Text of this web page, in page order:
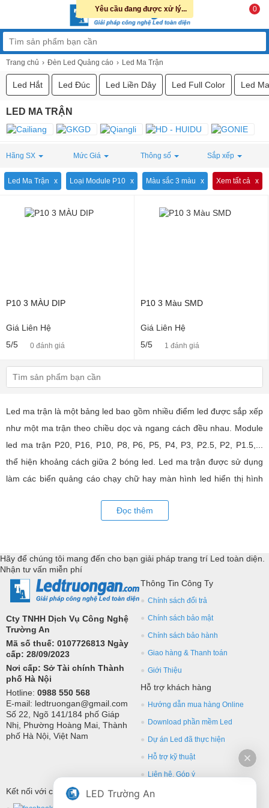
0
Trang chủ Đèn Led Quảng cáo Led Ma Trận
Led Hắt Led Đúc Led Liền Dây Led Full Color Led
LED MA TRẬN
Hãng SX Mức Giá Thông số Sắp xếp
Led Ma Trận Loại Module P10 Màu sắc 3 màu Xem tất cả
P10 3 MÀU DIP
Giá Liên Hệ
5/5
0 đánh giá
P10 3 Màu SMD
Giá Liên Hệ
5/5
1 đánh giá
Led ma trận là một bảng led bao gồm nhiều điểm led được sắp xếp
như một ma trận theo chiều dọc và ngang cách đều nhau. Module
led ma trận P20, P16, P10, P8, P6, P5, P4, P3, P2.5, P2, P1.5,...
thể hiện khoảng cách giữa 2 bóng led. Led ma trận được sử dụng
làm các biển quảng cáo chạy chữ hay màn hình led hiển thị hình
nhiều lĩnh vực của cuộc sống. LED Trường An cung cấp tất cả các
YRL,...Tư vấn giả pháp, hỗ trợ kỹ thuật chuyên sâu cho các
ứng dụng trang trí led.
Đọc thêm
Hãy để chúng tôi mang đến cho bạn giải pháp trang trí Led toàn diện.
Nhận tư vấn miễn phí
Cty TNHH Dịch Vụ Công Nghệ
Trường An
Mã số thuế: 0107726813 Ngày
cấp: 28/09/2023
Nơi cấp: Sở Tài chính Thành
phố Hà Nội
Hotline: 0988 550 568
E-mail: ledtruongan@gmail.com
Số 22, Ngõ 141/184 phố Giáp
Nhị, Phường Hoàng Mai, Thành
phố Hà Nội, Việt Nam
Thông Tin Công Ty
Chính sách đổi trả
Chính sách bảo mật
Chính sách bảo hành
Giao hàng & Thanh toán
Giới Thiệu
Hỗ trợ khách hàng
Hướng dẫn mua hàng Online
Download phần mềm Led
Dự án Led đã thực hiện
Hỗ trợ kỹ thuật
Liên hệ, Góp ý
Kết nối với chúng tôi
Yêu cầu đang được xử lý...
LED Trường An